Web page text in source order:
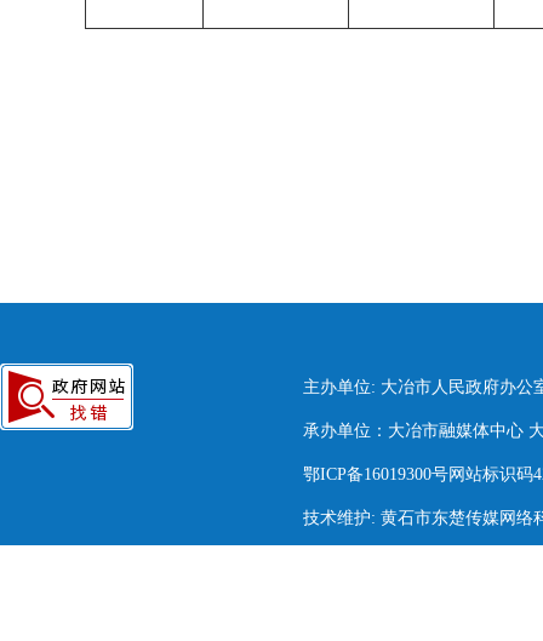
主办单位: 大冶市人民政府办公
承办单位：大冶市融媒体中心
鄂ICP备16019300号网站标识码
技术维护: 黄石市东楚传媒网络